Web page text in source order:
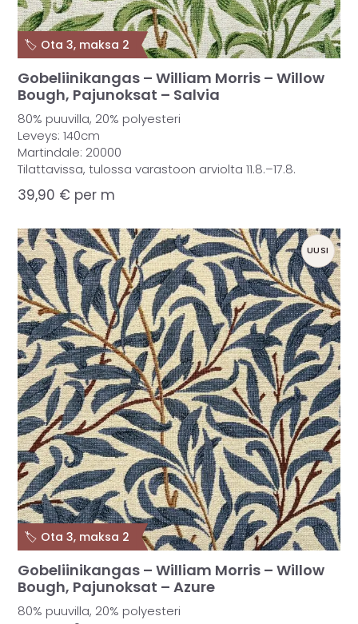
Gobeliinikangas – William Morris – Willow
Bough, Pajunoksat – Salvia
80% puuvilla, 20% polyesteri
Leveys: 140cm
Martindale: 20000
Tilattavissa, tulossa varastoon arviolta 11.8.–17.8.
39,90 € per m
🏷️ Ota 3, maksa 2
Gobeliinikangas – William Morris – Willow
Bough, Pajunoksat – Azure
80% puuvilla, 20% polyesteri
UUSI
🏷️ Ota 3, maksa 2